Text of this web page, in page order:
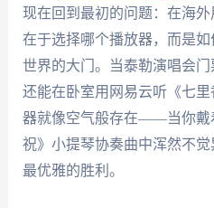
现在回到最初的问题：在海
在于选择哪个播放器，而是
世界的大门。当泰勒演唱会门
还能在卧室用网易云听《七
器就像空气般存在——当你戴
祝》小提琴协奏曲中浑然不
最优雅的胜利。